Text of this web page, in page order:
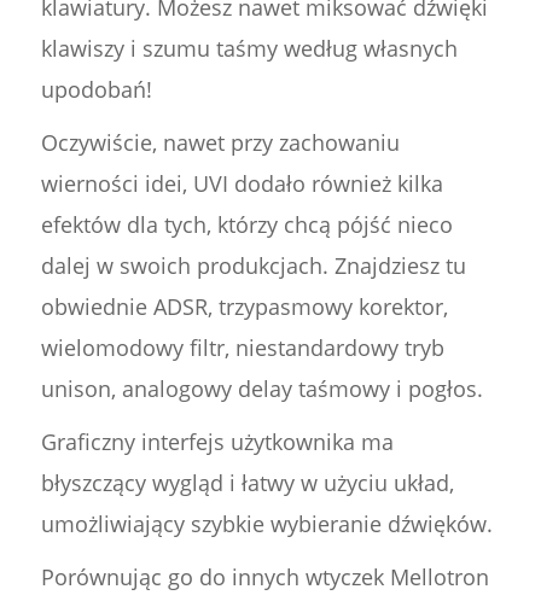
klawiatury. Możesz nawet miksować dźwięki
klawiszy i szumu taśmy według własnych
upodobań!
Oczywiście, nawet przy zachowaniu
wierności idei, UVI dodało również kilka
efektów dla tych, którzy chcą pójść nieco
dalej w swoich produkcjach. Znajdziesz tu
obwiednie ADSR, trzypasmowy korektor,
wielomodowy filtr, niestandardowy tryb
unison, analogowy delay taśmowy i pogłos.
Graficzny interfejs użytkownika ma
błyszczący wygląd i łatwy w użyciu układ,
umożliwiający szybkie wybieranie dźwięków.
Porównując go do innych wtyczek Mellotron